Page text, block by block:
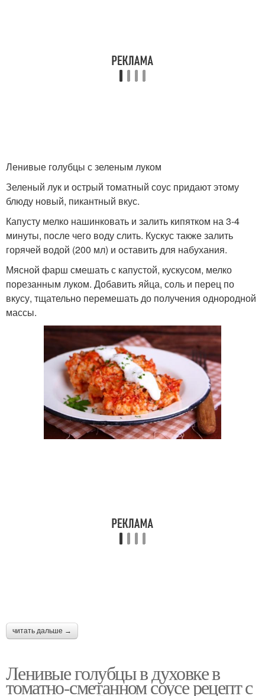
Ленивые голубцы с зеленым луком
Зеленый лук и острый томатный соус придают этому
блюду новый, пикантный вкус.
Капусту мелко нашинковать и залить кипятком на 3-4
минуты, после чего воду слить. Кускус также залить
горячей водой (200 мл) и оставить для набухания.
Мясной фарш смешать с капустой, кускусом, мелко
порезанным луком. Добавить яйца, соль и перец по
вкусу, тщательно перемешать до получения однородной
массы.
читать дальше →
Ленивые голубцы в духовке в
томатно-сметанном соусе рецепт с